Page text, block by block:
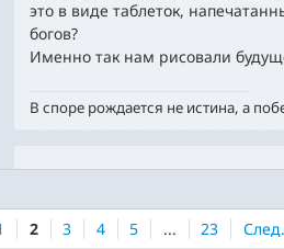
это в виде таблеток,
богов?
Именно так нам рисовали
В споре рождается не истина, а
2 3 4 5 ... 23 След.